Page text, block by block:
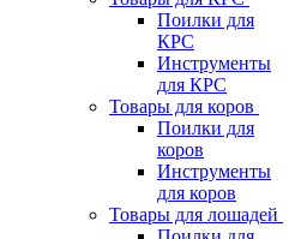
Поилки для
КРС
Инструменты
для КРС
Товары для коров
Поилки для
коров
Инструменты
для коров
Товары для лошадей